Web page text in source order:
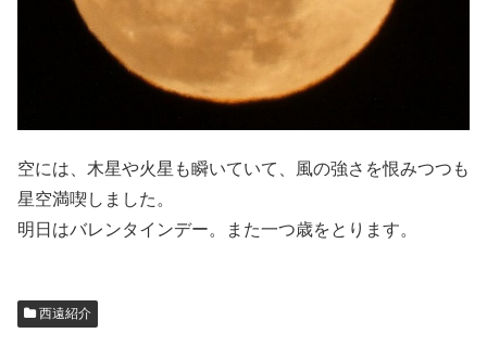
空には、木星や火星も瞬いていて、風の強さを恨みつつも
星空満喫しました。
明日はバレンタインデー。また一つ歳をとります。
西遠紹介